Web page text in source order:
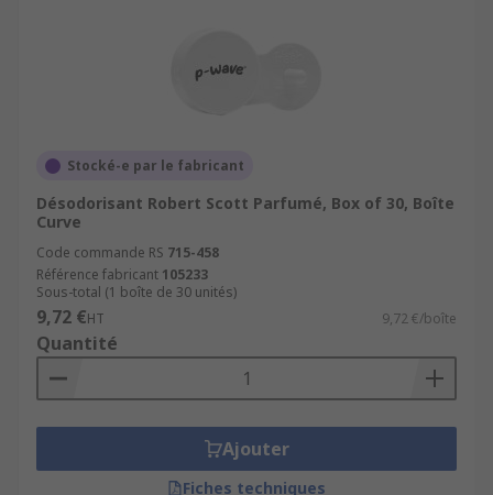
Stocké-e par le fabricant
Désodorisant Robert Scott Parfumé, Box of 30, Boîte
Curve
Code commande RS 715-458
Référence fabricant 105233
Sous-total (1 boîte de 30 unités)
9,72 €HT 9,72 €/boîte
Quantité
Ajouter
Fiches techniques